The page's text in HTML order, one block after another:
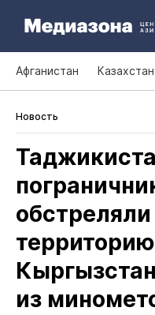
Афганистан Казахстан
Новость
обстреляли
территорию
из